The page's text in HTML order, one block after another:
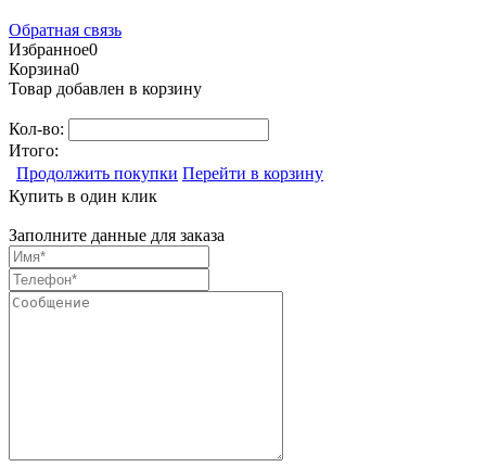
Обратная связь
Избранное0
Корзина0
Товар добавлен в корзину
Кол-во:
Итого:
Продолжить покупки Перейти в корзину
Купить в один клик
Заполните данные для заказа